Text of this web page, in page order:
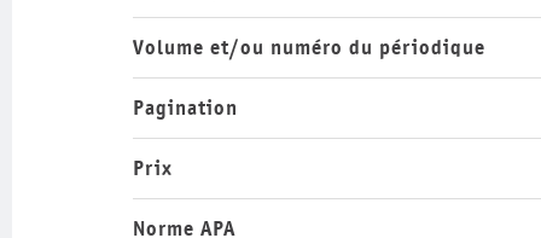
Volume et/ou numéro du périodique
Pagination
Prix
Norme APA